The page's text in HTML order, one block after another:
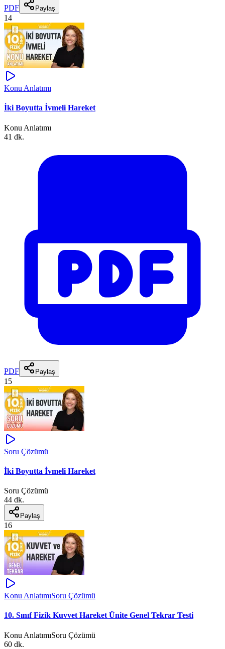
PDF Paylaş
14
Konu Anlatımı
İki Boyutta İvmeli Hareket
Konu Anlatımı
41 dk.
PDF Paylaş
15
Soru Çözümü
İki Boyutta İvmeli Hareket
Soru Çözümü
44 dk.
Paylaş
16
Konu AnlatımıSoru Çözümü
10. Sınıf Fizik Kuvvet Hareket Ünite Genel Tekrar Testi
Konu AnlatımıSoru Çözümü
60 dk.